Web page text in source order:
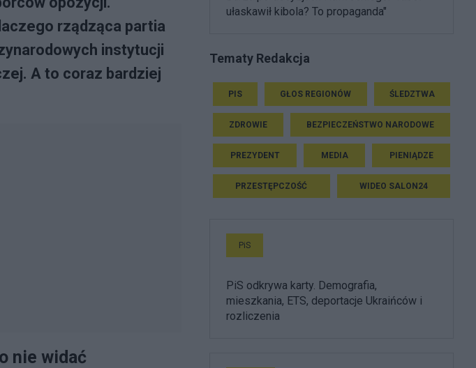
rządząca partia
instytucji
A to coraz bardziej
nie widać
ułaskawił kibola? To propaganda"
Tematy Redakcja
PIS GŁOS REGIONÓW ŚLEDZTWA
ZDROWIE BEZPIECZEŃSTWO NARODOWE
PREZYDENT MEDIA PIENIĄDZE
PRZESTĘPCZOŚĆ WIDEO SALON24
PiS
PiS odkrywa karty. Demografia,
mieszkania, ETS, deportacje Ukraińców i
rozliczenia